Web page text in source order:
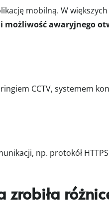
mobilną. W
możliwość awaryjnego
CCTV, systemem
np. protokół